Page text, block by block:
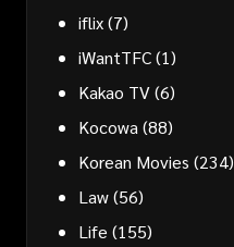
iflix(7)
iWantTFC(1)
Kakao TV(6)
Kocowa (88)
Korean Movies (234)
Law(56)
Life (155)